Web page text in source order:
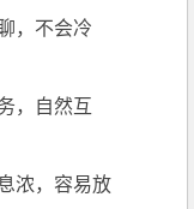
，不会冷
，自然互
浓，容易放